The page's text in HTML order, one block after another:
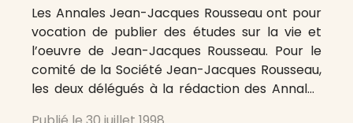
Les Annales Jean-Jacques Rousseau ont pour
vocation de publier des études sur la vie et
l’oeuvre de Jean-Jacques Rousseau. Pour le
comité de la Société Jean-Jacques Rousseau,
les deux délégués à la rédaction des Annales